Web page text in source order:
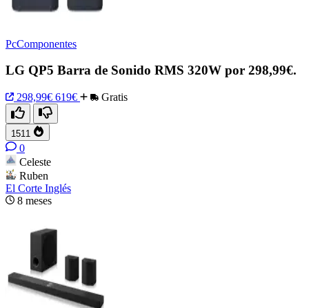
PcComponentes
LG QP5 Barra de Sonido RMS 320W por 298,99€.
298,99€ 619€ Gratis
1511
0
Celeste
Ruben
El Corte Inglés
8 meses